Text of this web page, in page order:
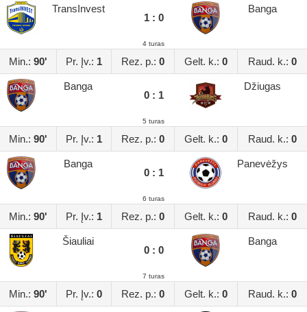
TransInvest
1 : 0
Banga
4 turas
Min.: 90' Pr. Įv.: 1 Rez. p.: 0 Gelt. k.: 0 Raud. k.: 0
Banga
0 : 1
Džiugas
5 turas
Min.: 90' Pr. Įv.: 1 Rez. p.: 0 Gelt. k.: 0 Raud. k.: 0
Banga
0 : 1
Panevėžys
6 turas
Min.: 90' Pr. Įv.: 1 Rez. p.: 0 Gelt. k.: 0 Raud. k.: 0
Šiauliai
0 : 0
Banga
7 turas
Min.: 90' Pr. Įv.: 0 Rez. p.: 0 Gelt. k.: 0 Raud. k.: 0